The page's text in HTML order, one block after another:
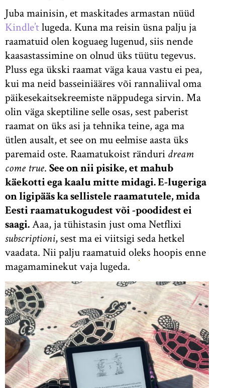
Juba mainisin, et maskitades armastan nüüd
Kindle’tlugeda. Kuna ma reisin üsna palju ja
raamatuid olen koguaeg lugenud, siis nende
kaasastassimine on olnud üks tüütu tegevus.
Pluss ega ükski raamat väga kaua vastu ei pea,
kui ma neid basseiniääres või rannaliival oma
päikesekaitsekreemiste näppudega sirvin. Ma
olin väga skeptiline selle osas, sest paberist
raamat on üks asi ja tehnika teine, aga ma
ütlen ausalt, et see on mu eelmise aasta üks
paremaid oste. Raamatukoist ränduri dream
come true. See on nii pisike, et mahub
käekotti ega kaalu mitte midagi. E-lugeriga
on ligipääs ka sellistele raamatutele, mida
Eesti raamatukogudest või -poodidest ei
saagi.Aaa, ja tühistasin just oma Netflixi
subscriptioni, sest ma ei viitsigi seda hetkel
vaadata. Nii palju raamatuid oleks hoopis enne
magamaminekut vaja lugeda.